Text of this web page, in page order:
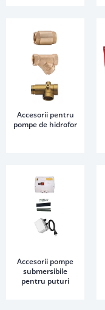
Accesorii pentru
pompe de hidrofor
Accesorii pompe
submersibile
pentru puturi